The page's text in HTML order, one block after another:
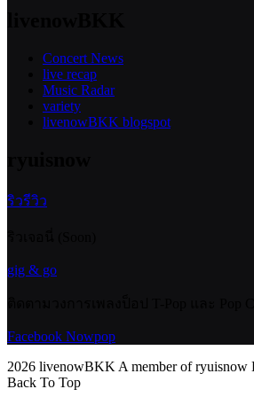
Concert News
live recap
Music Radar
variety
livenowBKK blogspot
ริวรีวิว
gig & go
Facebook Nowpop
2026 livenowBKK A member of ryuisnow
Back To Top